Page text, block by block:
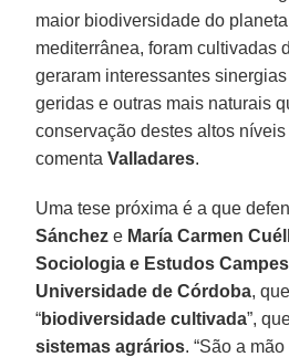
maior biodiversidade do
mediterrânea, foram cultivadas
geraram interessantes
geridas e outras mais naturais
conservação destes altos níveis
comentaValladares.
Uma tese próxima é a que
Sánchez e María Carmen
Sociologia e Estudos
Universidade de Córdoba,
“biodiversidade cultivada”,
sistemas agrários. “São a